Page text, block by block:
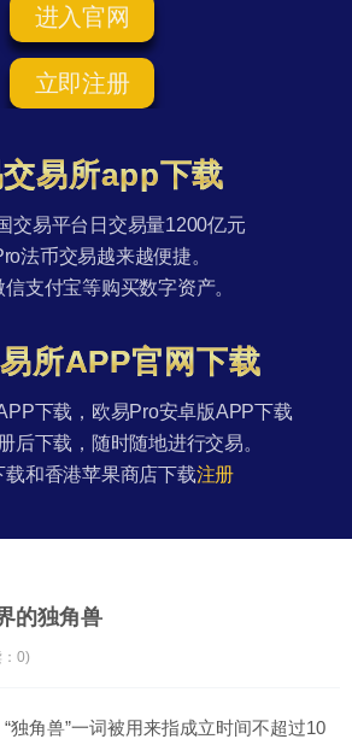
进入官网
立即注册
易所app下载
交易平台日交易量1200亿元
法币交易越来越便捷。
支付宝等购买数字资产。
所APP官网下载
下载，欧易Pro安卓版APP下载
后下载，随时随地进行交易。
载和香港苹果商店下载注册
的独角兽
0)
独角兽”一词被用来指成立时间不超过10